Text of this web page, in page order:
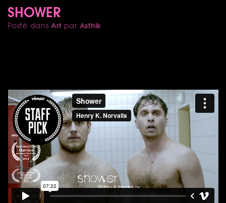
SHOWER
Posté dansArt par Asthik